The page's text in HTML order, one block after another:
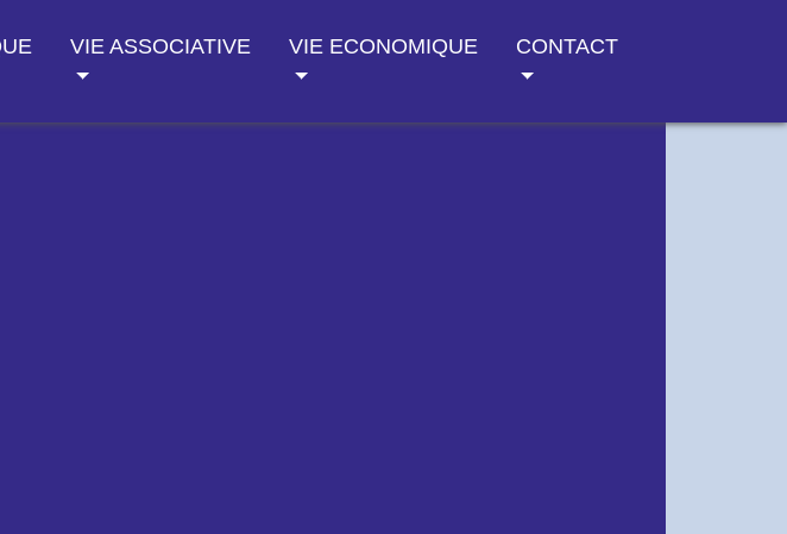
VIE ASSOCIATIVE VIE ECONOMIQUE CONTACT